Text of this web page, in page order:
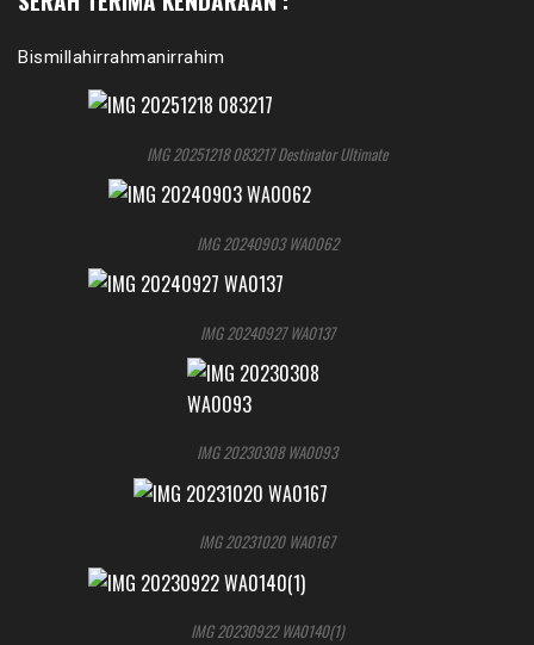
Bismillahirrahmanirrahim
IMG 20251218 083217 Destinator Ultimate
IMG 20240903 WA0062
IMG 20240927 WA0137
IMG 20230308 WA0093
IMG 20231020 WA0167
IMG 20230922 WA0140(1)